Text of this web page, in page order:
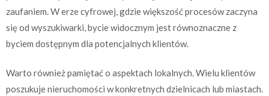
zaufaniem. W erze cyfrowej, gdzie większość procesów zaczyna
się od wyszukiwarki, bycie widocznym jest równoznaczne z
byciem dostępnym dla potencjalnych klientów.
Warto również pamiętać o aspektach lokalnych. Wielu klientów
poszukuje nieruchomości w konkretnych dzielnicach lub miastach.